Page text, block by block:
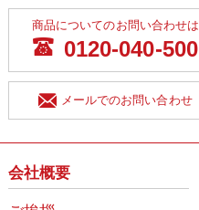
商品についてのお問い合わせは
0120-040-500
メールでのお問い合わせ
会社概要